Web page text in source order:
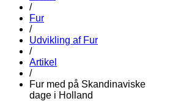
/
Fur
/
Udvikling af Fur
/
Artikel
/
Fur med på Skandinaviske
dage i Holland